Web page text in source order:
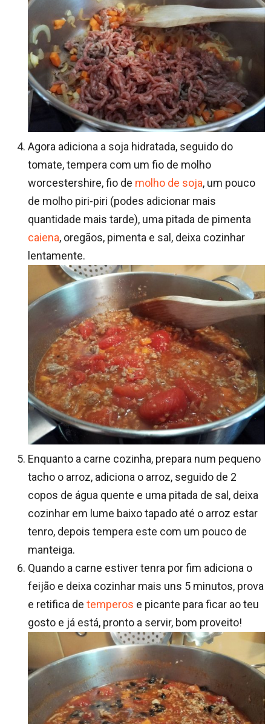
Agora adiciona a soja hidratada, seguido do
tomate, tempera com um fio de molho
worcestershire, fio de molho de soja, um pouco
de molho piri-piri (podes adicionar mais
quantidade mais tarde), uma pitada de pimenta
caiena, oregãos, pimenta e sal, deixa cozinhar
lentamente.
Enquanto a carne cozinha, prepara num pequeno
tacho o arroz, adiciona o arroz, seguido de 2
copos de água quente e uma pitada de sal, deixa
cozinhar em lume baixo tapado até o arroz estar
tenro, depois tempera este com um pouco de
manteiga.
Quando a carne estiver tenra por fim adiciona o
feijão e deixa cozinhar mais uns 5 minutos, prova
e retifica de temperos e picante para ficar ao teu
gosto e já está, pronto a servir, bom proveito!